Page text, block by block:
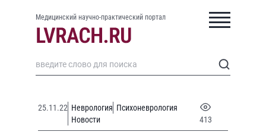
Медицинский научно-практический портал
25.11.22 Неврология Психоневрология
Новости
413